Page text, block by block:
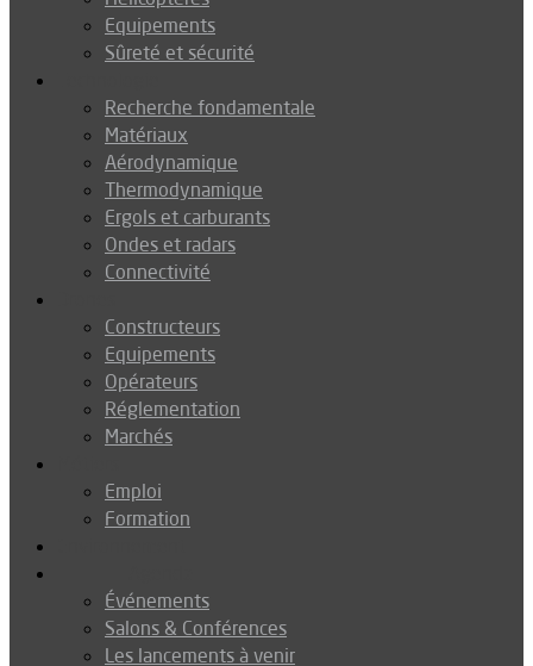
Equipements
Sûreté et sécurité
Recherche fondamentale
Matériaux
Aérodynamique
Thermodynamique
Ergols et carburants
Ondes et radars
Connectivité
Constructeurs
Equipements
Opérateurs
Réglementation
Marchés
Emploi
Formation
Événements
Salons & Conférences
Les lancements à venir